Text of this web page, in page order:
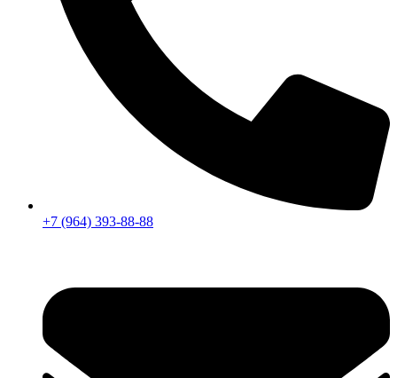
+7 (964) 393-88-88